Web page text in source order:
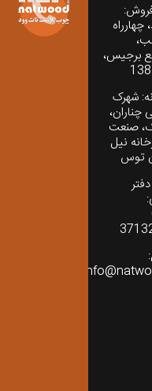
برجیس،
شهرک
چناران،
صنعت
نیل
توس